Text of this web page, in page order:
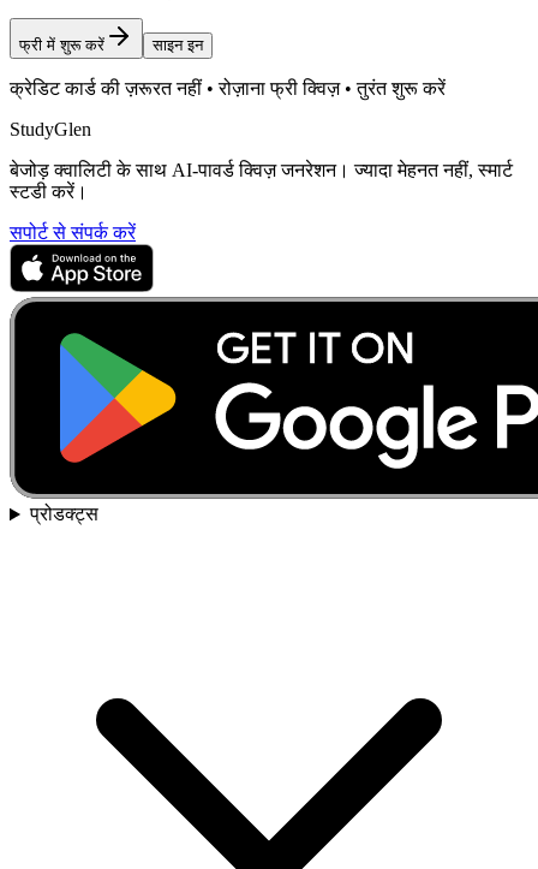
फ्री में शुरू करें साइन इन
क्रेडिट कार्ड की ज़रूरत नहीं • रोज़ाना फ्री क्विज़ • तुरंत शुरू करें
StudyGlen
बेजोड़ क्वालिटी के साथ AI-पावर्ड क्विज़ जनरेशन। ज्यादा मेहनत नहीं, स्मार्ट
स्टडी करें।
सपोर्ट से संपर्क करें
प्रोडक्ट्स